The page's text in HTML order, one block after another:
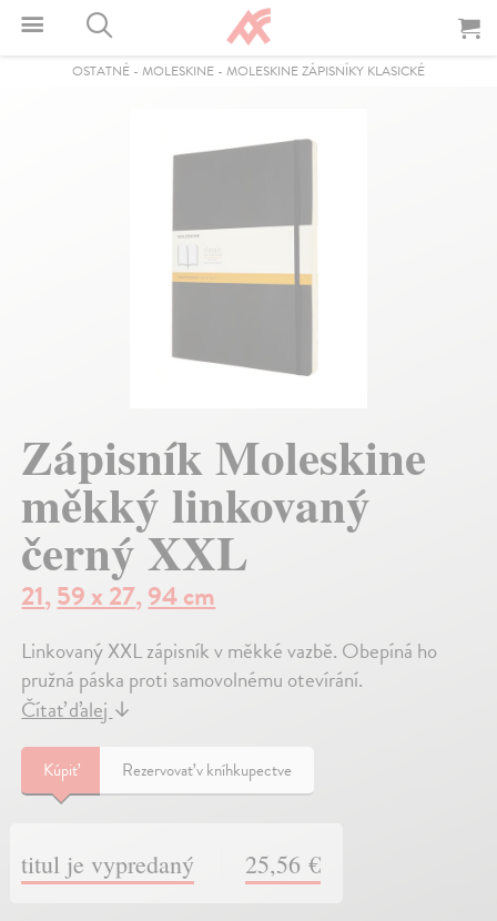
OSTATNÉ - MOLESKINE - MOLESKINE ZÁPISNÍKY KLASICKÉ
Zápisník Moleskine
měkký linkovaný
černý XXL
21,59 x 27,94 cm
Linkovaný XXL zápisník v měkké vazbě. Obepíná ho
pružná páska proti samovolnému otevírání.
Čítať ďalej↓
Kúpiť Rezervovať v kníhkupectve
titul je vypredaný 25,56 €